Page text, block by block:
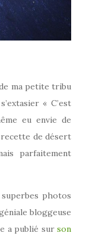
ma petite tribu
« C’est
eu envie de
recette de désert
parfaitement
photos
bloggeuse
a publié sur son